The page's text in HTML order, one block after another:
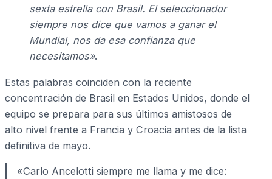
sexta estrella con Brasil. El seleccionador
siempre nos dice que vamos a ganar el
Mundial, nos da esa confianza que
necesitamos».
Estas palabras coinciden con la reciente
concentración de Brasil en Estados Unidos, donde el
equipo se prepara para sus últimos amistosos de
alto nivel frente a Francia y Croacia antes de la lista
definitiva de mayo.
«Carlo Ancelotti siempre me llama y me dice: